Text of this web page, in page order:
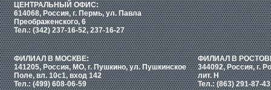
ЦЕНТРАЛЬНЫЙ ОФИС:
614068, Россия, г. Пермь, ул. Павла
Преображенского, 6
Тел.: (342) 237-16-52, 237-16-27
ФИЛИАЛ В МОСКВЕ:
141205, Россия, МО, г. Пушкино, ул. Пушкинское
Поле, вл. 10с1, вход 142
Тел.: (499) 608-06-59
ФИЛИАЛ В
344092, Россия, г.
лит. Н
Тел.: (863) 291-87-43